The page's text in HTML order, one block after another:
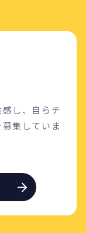
し、自らチ
集していま